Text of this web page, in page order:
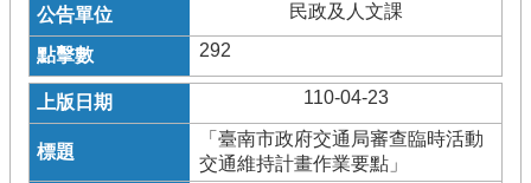
民政及人文課
292
110-04-23
「臺南市政府交通局審查臨時活動
交通維持計畫作業要點」